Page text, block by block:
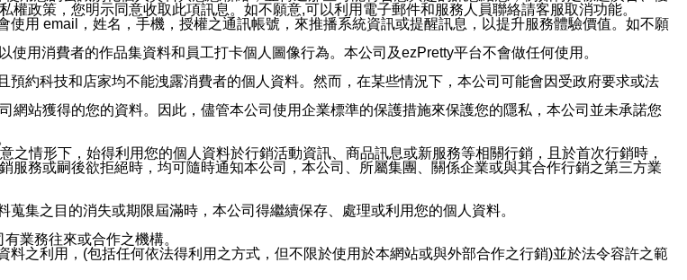
政策，您明示同意收取此項訊息。如不願意,可以利用電子郵件和服務人員聯絡請客服取消功能。
用 email，姓名，手機，授權之通訊帳號，來推播系統資訊或提醒訊息，以提升服務體驗價值。如不願
用消費者的作品集資料和員工打卡個人圖像行為。本公司及ezPretty平台不會做任何使用。
約科技和店家均不能洩露消費者的個人資料。然而，在某些情況下，本公司可能會因受政府要求或法
站獲得的您的資料。因此，儘管本公司使用企業標準的保護措施來保護您的隱私，本公司並未承諾您
情形下，始得利用您的個人資料於行銷活動資訊、商品訊息或新服務等相關行銷，且於首次行銷時，
務或嗣後欲拒絕時，均可隨時通知本公司，本公司、所屬集團、關係企業或與其合作行銷之第三方業
集之目的消失或期限屆滿時，本公司得繼續保存、處理或利用您的個人資料。
業務往來或合作之機構。
之利用，(包括任何依法得利用之方式，但不限於使用於本網站或與外部合作之行銷)並於法令容許之範